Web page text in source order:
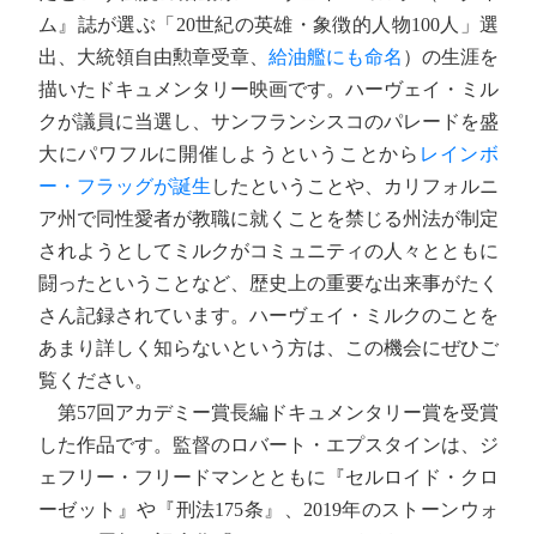
ム』誌が選ぶ「20世紀の英雄・象徴的人物100人」選
出、大統領自由勲章受章、 給油艦にも命名 ）の生涯を
描いたドキュメンタリー映画です。ハーヴェイ・ミル
クが議員に当選し、サンフランシスコのパレードを盛
大にパワフルに開催しようということから レインボ
ー・フラッグが誕生 したということや、カリフォルニ
ア州で同性愛者が教職に就くことを禁じる州法が制定
されようとしてミルクがコミュニティの人々とともに
闘ったということなど、歴史上の重要な出来事がたく
さん記録されています。ハーヴェイ・ミルクのことを
あまり詳しく知らないという方は、この機会にぜひご
覧ください。
第57回アカデミー賞長編ドキュメンタリー賞を受賞
した作品です。監督のロバート・エプスタインは、ジ
ェフリー・フリードマンとともに『セルロイド・クロ
ーゼット』や『刑法175条』、2019年のストーンウォ